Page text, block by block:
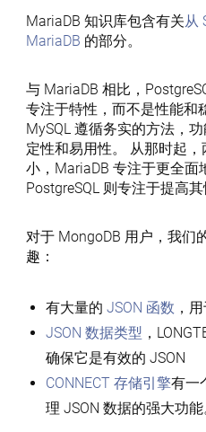
MariaDB 知识库包含有关从
MariaDB 的部分。
与 MariaDB 相比，
专注于特性，而不是性能和
MySQL 遵循务实的方法，
定性和易用性。 从那时起
小，MariaDB 专注于更全面
PostgreSQL 则专注于提高其
对于 MongoDB 用户，我们
趣：
有大量的 JSON 函数 ，
JSON 数据类型 ，
确保它是有效的 JSON
CONNECT 存储引擎有一
理 JSON 数据的强大功能